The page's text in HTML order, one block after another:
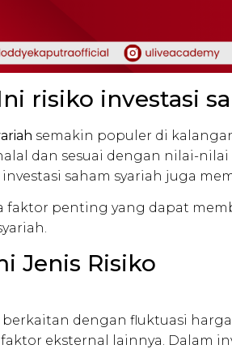
risiko investasi
semakin populer di
dan sesuai dengan nilai-nilai
saham syariah juga
faktor penting yang dapat
Jenis Risiko
berkaitan dengan fluktuasi
eksternal lainnya. Dalam